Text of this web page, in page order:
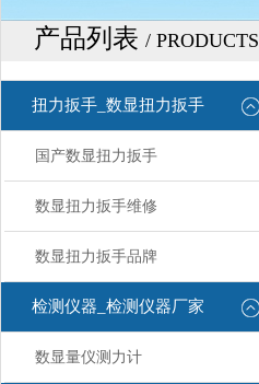
产品列表 / PRODUCTS
扭力扳手_数显扭力扳手
国产数显扭力扳手
数显扭力扳手维修
数显扭力扳手品牌
检测仪器_检测仪器厂家
数显量仪测力计